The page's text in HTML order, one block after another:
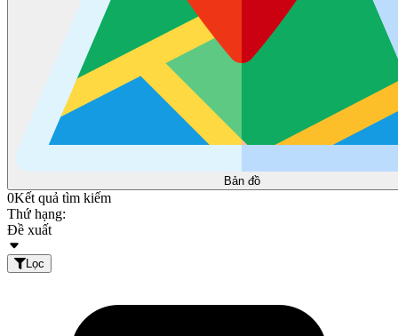
Bản đồ
0Kết quả tìm kiếm
Thứ hạng:
Đề xuất
Lọc